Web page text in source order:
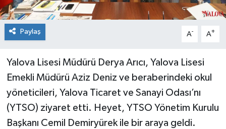
Paylaş A- A+
Yalova Lisesi Müdürü Derya Arıcı, Yalova Lisesi
Emekli Müdürü Aziz Deniz ve beraberindeki okul
yöneticileri, Yalova Ticaret ve Sanayi Odası’nı
(YTSO) ziyaret etti. Heyet, YTSO Yönetim Kurulu
Başkanı Cemil Demiryürek ile bir araya geldi.